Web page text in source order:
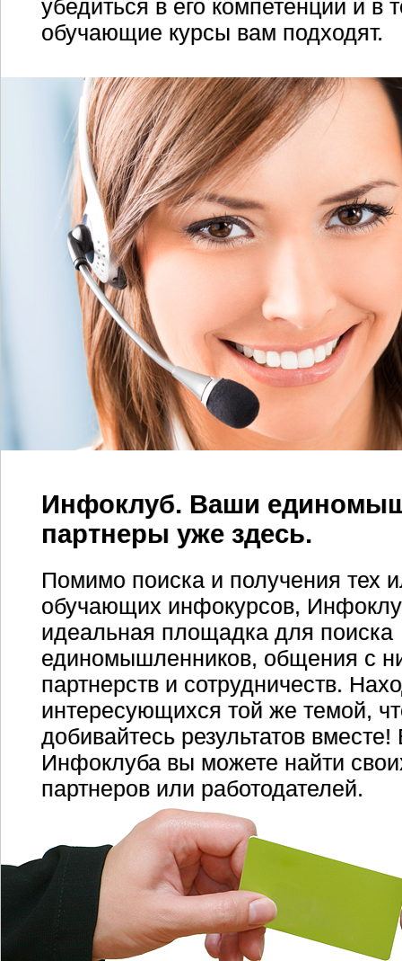
убедиться в его компетенции и в
обучающие курсы вам подходят.
Инфоклуб. Ваши
партнеры уже здесь.
Помимо поиска и получения тех
обучающих инфокурсов,
идеальная площадка для поиска
единомышленников, общения с
партнерств и сотрудничеств.
интересующихся той же темой,
добивайтесь результатов
Инфоклуба вы можете найти
партнеров или работодателей.